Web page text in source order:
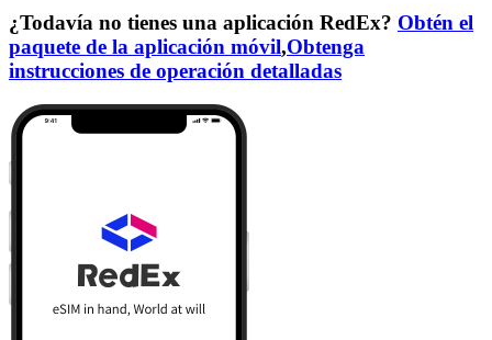
¿Todavía no tienes una aplicación RedEx? Obtén el
paquete de la aplicación móvil,Obtenga
instrucciones de operación detalladas